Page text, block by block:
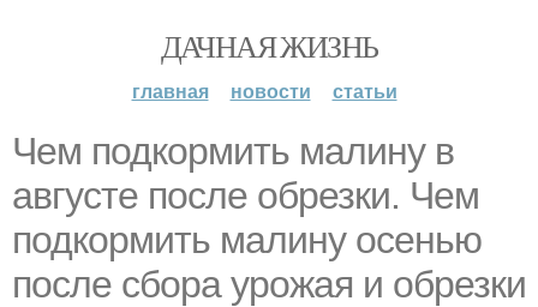
ДАЧНАЯ ЖИЗНЬ
главная новости статьи
Чем подкормить малину в
августе после обрезки. Чем
подкормить малину осенью
после сбора урожая и обрезки